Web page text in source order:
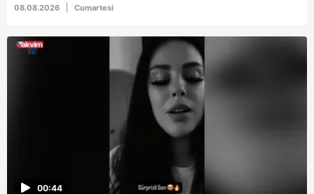
08.08.2026 Cumartesi
00:44